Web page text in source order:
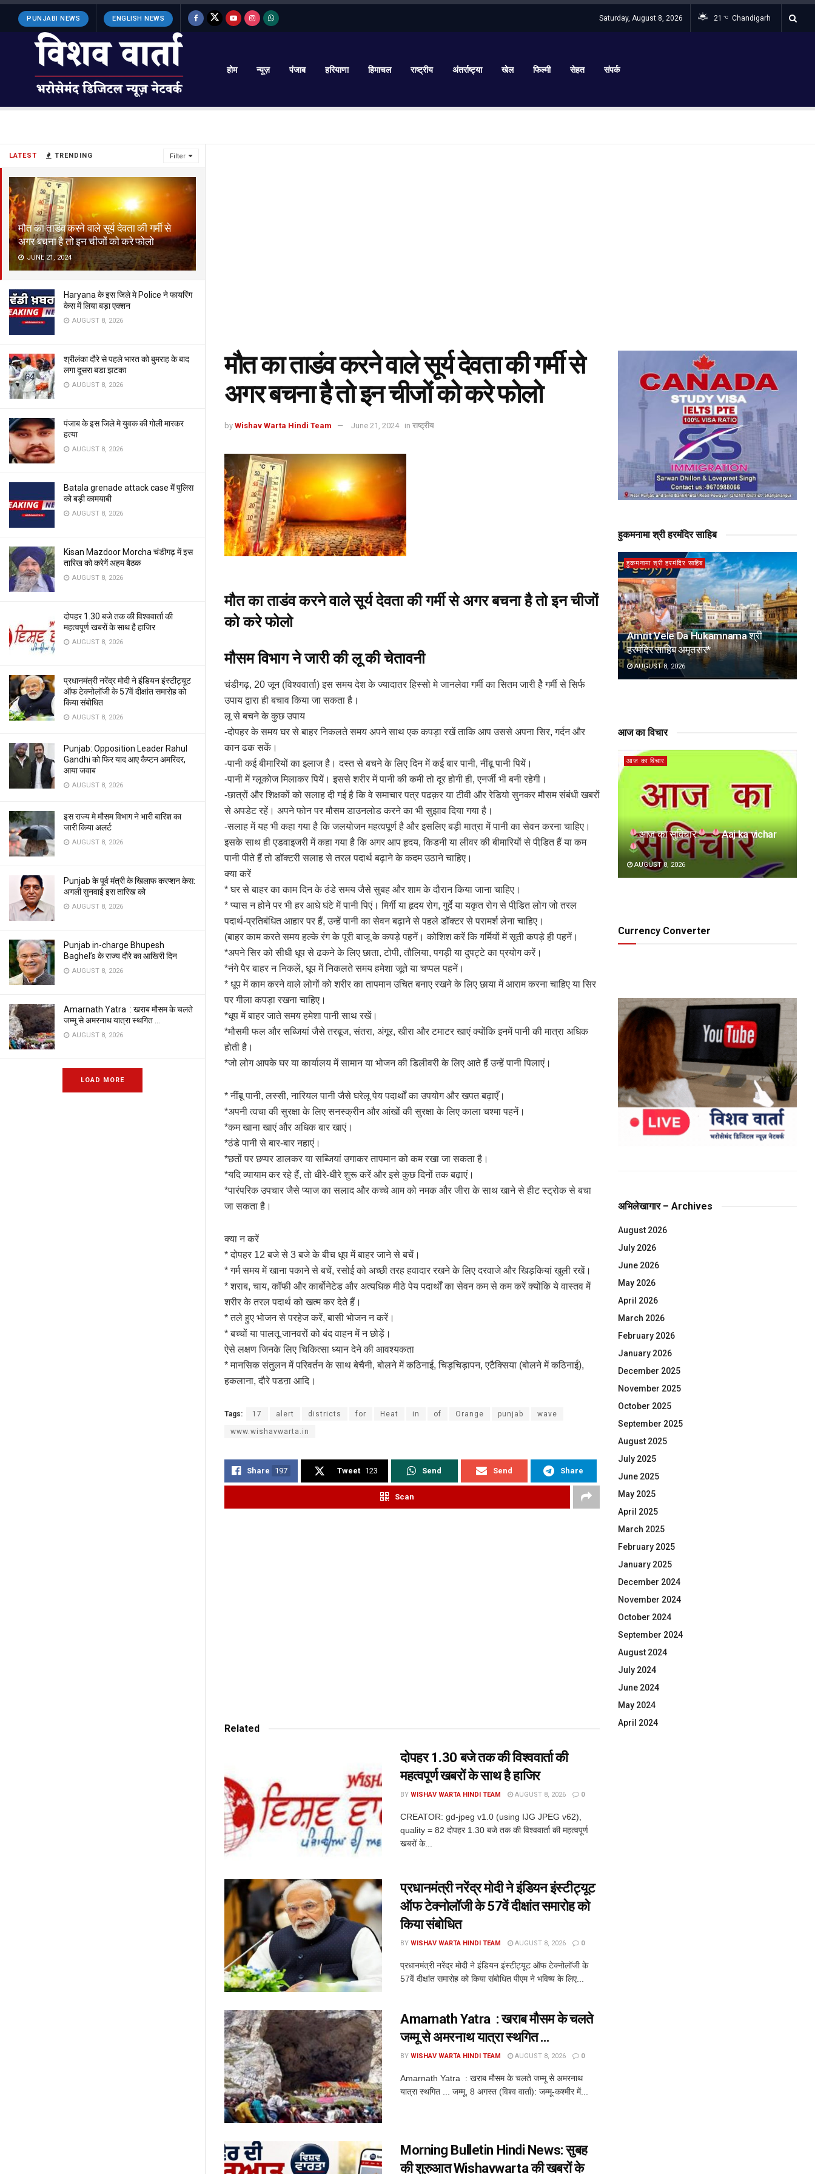
LATEST TRENDING Filter
मौत का ताडंव करने वाले सूर्य देवता की गर्मी से
अगर बचना है तो इन चीजों को करे फोलो
JUNE 21, 2024
Haryana के इस जिले मे Police ने फायरिंग
केस में लिया बड़ा एक्शन
AUGUST 8, 2026
श्रीलंका दौरे से पहले भारत को बुमराह के बाद
लगा दूसरा बडा झटका
AUGUST 8, 2026
पंजाब के इस जिले मे युवक की गोली मारकर
हत्या
AUGUST 8, 2026
Batala grenade attack case में पुलिस
को बड़ी कामयाबी
AUGUST 8, 2026
Kisan Mazdoor Morcha चंडीगढ़ में इस
तारिख को करेगें अहम बैठक
AUGUST 8, 2026
दोपहर 1.30 बजे तक की विश्ववार्ता की
महत्वपूर्ण खबरों के साथ है हाजिर
AUGUST 8, 2026
प्रधानमंत्री नरेंद्र मोदी ने इंडियन इंस्टीट्यूट
ऑफ टेक्नोलॉजी के 57वें दीक्षांत समारोह को
किया संबोधित
AUGUST 8, 2026
Punjab: Opposition Leader Rahul
Gandhi को फिर याद आए कैप्टन अमरिंदर,
आया जवाब
AUGUST 8, 2026
इस राज्य मे मौसम विभाग ने भारी बारिश का
जारी किया अलर्ट
AUGUST 8, 2026
Punjab के पूर्व मंत्री के खिलाफ करप्शन केस:
अगली सुनवाई इस तारिख को
AUGUST 8, 2026
Punjab in-charge Bhupesh
Baghel’s के राज्य दौरे का आखिरी दिन
AUGUST 8, 2026
Amarnath Yatra : खराब मौसम के चलते
जम्मू से अमरनाथ यात्रा स्थगित …
AUGUST 8, 2026
LOAD MORE
PUNJABI NEWS ENGLISH NEWS Saturday, August 8, 2026 21 °C Chandigarh
होम न्यूज़ पंजाब हरियाणा हिमाचल राष्ट्रीय अंतर्राष्ट्या खेल फिल्मी सेहत संपर्क
मौत का ताडंव करने वाले सूर्य देवता की गर्मी से
अगर बचना है तो इन चीजों को करे फोलो
by Wishav Warta Hindi Team June 21, 2024 in राष्ट्रीय
मौत का ताडंव करने वाले सूर्य देवता की गर्मी से अगर बचना है तो इन चीजों
को करे फोलो
मौसम विभाग ने जारी की लू की चेतावनी
चंडीगढ़, 20 जून (विश्ववार्ता) इस समय देश के ज्यादातर हिस्सो मे जानलेवा गर्मी का सितम जारी हेै गर्मी से सिर्फ
उपाय द्वारा ही बचाव किया जा सकता है।
लू से बचने के कुछ उपाय
-दोपहर के समय घर से बाहर निकलते समय अपने साथ एक कपड़ा रखें ताकि आप उससे अपना सिर, गर्दन और
कान ढक सकें।
-पानी कई बीमारियों का इलाज है। दस्त से बचने के लिए दिन में कई बार पानी, नींबू पानी पियें।
-पानी में ग्लूकोज मिलाकर पियें। इससे शरीर में पानी की कमी तो दूर होगी ही, एनर्जी भी बनी रहेगी।
-छात्रों और शिक्षकों को सलाह दी गई है कि वे समाचार पत्र पढक़र या टीवी और रेडियो सुनकर मौसम संबंधी खबरों
से अपडेट रहें। अपने फोन पर मौसम डाउनलोड करने का भी सुझाव दिया गया है।
-सलाह में यह भी कहा गया है कि जलयोजन महत्वपूर्ण है और इसलिए बड़ी मात्रा में पानी का सेवन करना चाहिए।
इसके साथ ही एडवाइजरी में कहा गया है कि अगर आप हृदय, किडनी या लीवर की बीमारियों से पीडि़त हैं या कम
पानी पीते हैं तो डॉक्टरी सलाह से तरल पदार्थ बढ़ाने के कदम उठाने चाहिए।
क्या करें
* घर से बाहर का काम दिन के ठंडे समय जैसे सुबह और शाम के दौरान किया जाना चाहिए।
* प्यास न होने पर भी हर आधे घंटे में पानी पिएं। मिर्गी या हृदय रोग, गुर्दे या यकृत रोग से पीडि़त लोग जो तरल
पदार्थ-प्रतिबंधित आहार पर हैं, उन्हें पानी का सेवन बढ़ाने से पहले डॉक्टर से परामर्श लेना चाहिए।
(बाहर काम करते समय हल्के रंग के पूरी बाजू के कपड़े पहनें। कोशिश करें कि गर्मियों में सूती कपड़े ही पहनें।
*अपने सिर को सीधी धूप से ढकने के लिए छाता, टोपी, तौलिया, पगड़ी या दुपट्टे का प्रयोग करें।
*नंगे पैर बाहर न निकलें, धूप में निकलते समय हमेशा जूते या चप्पल पहनें।
* धूप में काम करने वाले लोगों को शरीर का तापमान उचित बनाए रखने के लिए छाया में आराम करना चाहिए या सिर
पर गीला कपड़ा रखना चाहिए।
*धूप में बाहर जाते समय हमेशा पानी साथ रखें।
*मौसमी फल और सब्जियां जैसे तरबूज, संतरा, अंगूर, खीरा और टमाटर खाएं क्योंकि इनमें पानी की मात्रा अधिक
होती है।
*जो लोग आपके घर या कार्यालय में सामान या भोजन की डिलीवरी के लिए आते हैं उन्हें पानी पिलाएं।
* नींबू पानी, लस्सी, नारियल पानी जैसे घरेलू पेय पदार्थों का उपयोग और खपत बढ़ाएँ।
*अपनी त्वचा की सुरक्षा के लिए सनस्क्रीन और आंखों की सुरक्षा के लिए काला चश्मा पहनें।
*कम खाना खाएं और अधिक बार खाएं।
*ठंडे पानी से बार-बार नहाएं।
*छतों पर छप्पर डालकर या सब्जियां उगाकर तापमान को कम रखा जा सकता है।
*यदि व्यायाम कर रहे हैं, तो धीरे-धीरे शुरू करें और इसे कुछ दिनों तक बढ़ाएं।
*पारंपरिक उपचार जैसे प्याज का सलाद और कच्चे आम को नमक और जीरा के साथ खाने से हीट स्ट्रोक से बचा
जा सकता है।
क्या न करें
* दोपहर 12 बजे से 3 बजे के बीच धूप में बाहर जाने से बचें।
* गर्म समय में खाना पकाने से बचें, रसोई को अच्छी तरह हवादार रखने के लिए दरवाजे और खिड़कियां खुली रखें।
* शराब, चाय, कॉफी और कार्बोनेटेड और अत्यधिक मीठे पेय पदार्थों का सेवन कम से कम करें क्योंकि ये वास्तव में
शरीर के तरल पदार्थ को खत्म कर देते हैं।
* तले हुए भोजन से परहेज करें, बासी भोजन न करें।
* बच्चों या पालतू जानवरों को बंद वाहन में न छोड़ें।
ऐसे लक्षण जिनके लिए चिकित्सा ध्यान देने की आवश्यकता
* मानसिक संतुलन में परिवर्तन के साथ बेचैनी, बोलने में कठिनाई, चिड़चिड़ापन, एटैक्सिया (बोलने में कठिनाई),
हकलाना, दौरे पडऩा आदि।
Tags: 17 alert districts for Heat in of Orange punjab wave
www.wishavwarta.in
Share 197 Tweet 123 Send Send Share
Scan
Related
दोपहर 1.30 बजे तक की विश्ववार्ता की
महत्वपूर्ण खबरों के साथ है हाजिर
BY WISHAV WARTA HINDI TEAM AUGUST 8, 2026 0
CREATOR: gd-jpeg v1.0 (using IJG JPEG v62),
quality = 82 दोपहर 1.30 बजे तक की विश्ववार्ता की महत्वपूर्ण
खबरों के...
प्रधानमंत्री नरेंद्र मोदी ने इंडियन इंस्टीट्यूट
ऑफ टेक्नोलॉजी के 57वें दीक्षांत समारोह को
किया संबोधित
BY WISHAV WARTA HINDI TEAM AUGUST 8, 2026 0
प्रधानमंत्री नरेंद्र मोदी ने इंडियन इंस्टीट्यूट ऑफ टेक्नोलॉजी के
57वें दीक्षांत समारोह को किया संबोधित पीएम ने भविष्य के लिए...
Amarnath Yatra : खराब मौसम के चलते
जम्मू से अमरनाथ यात्रा स्थगित …
BY WISHAV WARTA HINDI TEAM AUGUST 8, 2026 0
Amarnath Yatra : खराब मौसम के चलते जम्मू से अमरनाथ
यात्रा स्थगित ... जम्मू, 8 अगस्त (विश्व वार्ता): जम्मू-कश्मीर में...
Morning Bulletin Hindi News: सुबह
की शुरुआत Wishavwarta की खबरों के
हुकमनामा श्री हरमंदिर साहिब
हुकमनामा श्री हरमंदिर साहिब
Amrit Vele Da Hukamnama श्री
हरमंदिर साहिब अमृतसर*
AUGUST 8, 2026
आज का विचार
आज का विचार
आज का सुविचार Aaj ka vichar
AUGUST 8, 2026
Currency Converter
अभिलेखागार – Archives
August 2026
July 2026
June 2026
May 2026
April 2026
March 2026
February 2026
January 2026
December 2025
November 2025
October 2025
September 2025
August 2025
July 2025
June 2025
May 2025
April 2025
March 2025
February 2025
January 2025
December 2024
November 2024
October 2024
September 2024
August 2024
July 2024
June 2024
May 2024
April 2024